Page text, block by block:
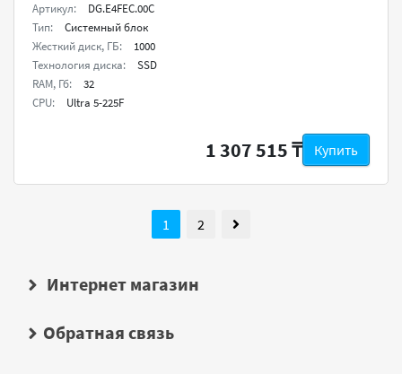
Артикул:
DG.E4FEC.00C
Тип:
Системный блок
Жесткий диск, ГБ:
1000
Технология диска:
SSD
RAM, Гб:
32
CPU:
Ultra 5-225F
1 307 515 ₸ Купить
1 2
Интернет магазин
Обратная связь